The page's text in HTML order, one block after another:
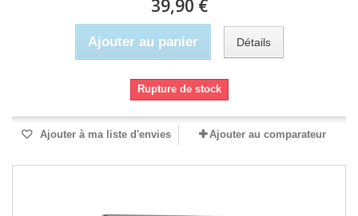
39,90 €
Ajouter au panier Détails
Rupture de stock
Ajouter à ma liste d'envies Ajouter au comparateur